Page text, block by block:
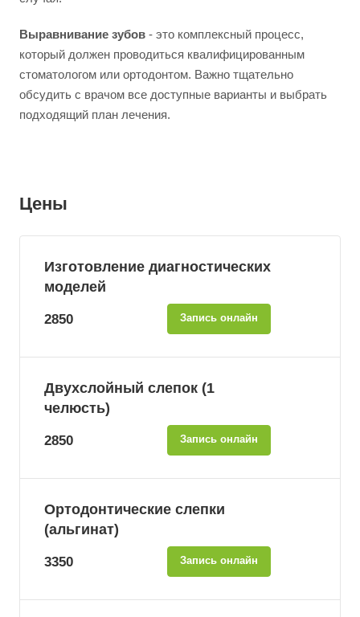
Выравнивание зубов - это комплексный процесс,
который должен проводиться квалифицированным
стоматологом или ортодонтом. Важно тщательно
обсудить с врачом все доступные варианты и выбрать
подходящий план лечения.
Цены
Изготовление диагностических
моделей
2850 Запись онлайн
Двухслойный слепок (1
челюсть)
2850 Запись онлайн
Ортодонтические слепки
(альгинат)
3350 Запись онлайн